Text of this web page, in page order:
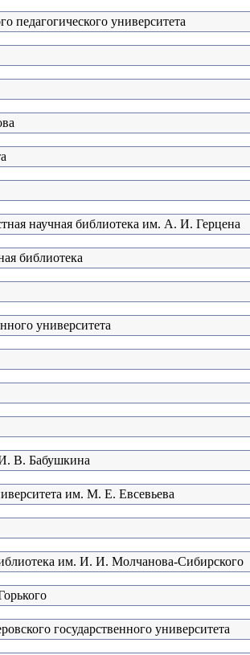
педагогического университета
научная библиотека им. А. И. Герцена
библиотека
университета
И. В. Бабушкина
им. М. Е. Евсевьева
им. И. И. Молчанова-Сибирского
государственного университета